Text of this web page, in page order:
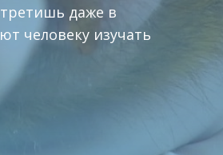
даже в
человеку изучать